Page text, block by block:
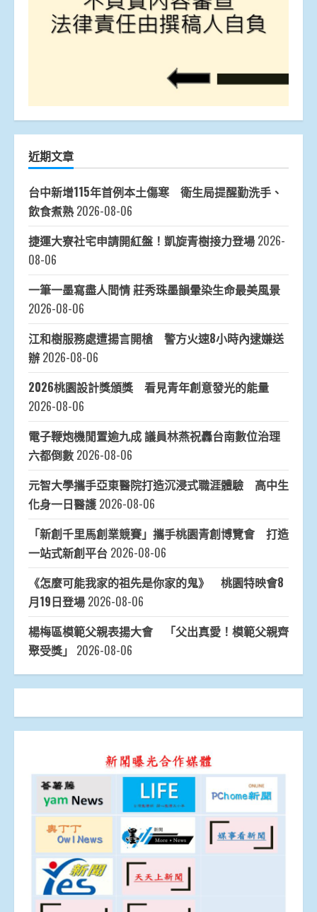
近期文章
台中新增115年首例本土傷寒 衛生局提醒勤洗手、
飲食煮熟 2026-08-06
捷運大寮社宅申請開紅盤！凱旋青樹接力登場 2026-
08-06
一筆一墨寫盡人間情 莊秀珠墨韻暈染生命最美風景
2026-08-06
江和樹服務處遭揚言開槍 警方火速8小時內逮嫌送
辦 2026-08-06
2026桃園設計獎頒獎 看見青年創意發光的能量
2026-08-06
電子鞭炮機閒置逾九成 議員林燕祝轟台南數位治理
六都倒數 2026-08-06
元智大學攜手亞東醫院打造沉浸式職涯體驗 高中生
化身一日醫護 2026-08-06
「新創千里馬創業競賽」攜手桃園青創博覽會 打造
一站式新創平台 2026-08-06
《怎麼可能我家的祖先是你家的鬼》 桃園特映會8
月19日登場 2026-08-06
楊梅區模範父親表揚大會 「父出真愛！模範父親齊
聚受獎」 2026-08-06